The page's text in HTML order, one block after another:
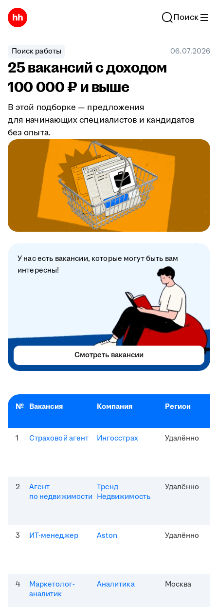
Поиск
Поиск работы 06.07.2026
25 вакансий с доходом
100 000 ₽ и выше
В этой подборке — предложения
для начинающих специалистов и кандидатов
без опыта.
№ Вакансия Компания Регион
1 Страховой агент Ингосстрах Удалённо
2
Агент
по недвижимости
Тренд
Недвижимость
Удалённо
3 ИТ-менеджер Aston Удалённо
4
Маркетолог-
аналитик
Аналитика Москва
У нас есть вакансии, которые могут быть вам
интересны!
Смотреть вакансии